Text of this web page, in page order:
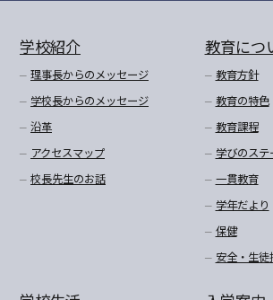
学校紹介
理事長からのメッセージ
学校長からのメッセージ
沿革
アクセスマップ
校長先生のお話
教育につ
教育方針
教育の特色
教育課程
学びのステ
一貫教育
学年だより
保健
安全・生徒